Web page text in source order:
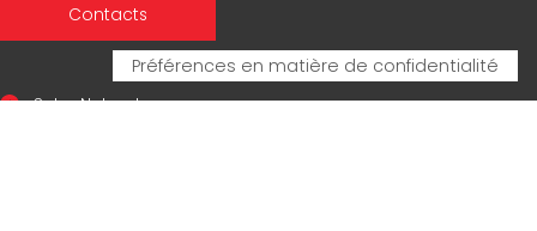
Contacts
Sales Network